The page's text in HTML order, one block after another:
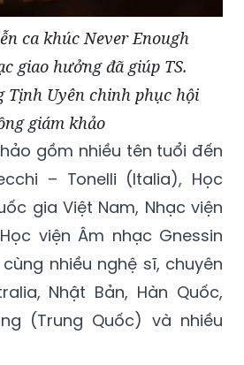
ca khúc Never Enough
giao hưởng đã giúp TS.
Tịnh Uyên chinh phục hội
giám khảo
gồm nhiều tên tuổi đến
– Tonelli (Italia), Học
gia Việt Nam, Nhạc viện
viện Âm nhạc Gnessin
nhiều nghệ sĩ, chuyên
Nhật Bản, Hàn Quốc,
(Trung Quốc) và nhiều